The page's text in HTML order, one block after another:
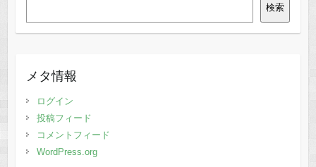
検索
メタ情報
ログイン
投稿フィード
コメントフィード
WordPress.org